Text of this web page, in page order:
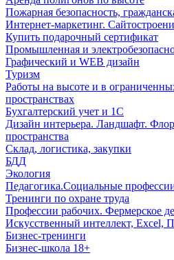
Пожарная безопасность,
Интернет-маркетинг.
Купить подарочный сертификат
Промышленная и
Графический и WEB дизайн
Туризм
Работы на высоте и в
пространствах
Бухгалтерский учет и 1С
Дизайн интерьера. Ландшафт.
пространства
Склад, логистика, закупки
БДД
Экология
Педагогика.Социальные
Тренинги по охране труда
Профессии рабочих. Фермерское
Искусственный интеллект, Excel,
Бизнес-тренинги
Бизнес-школа 18+